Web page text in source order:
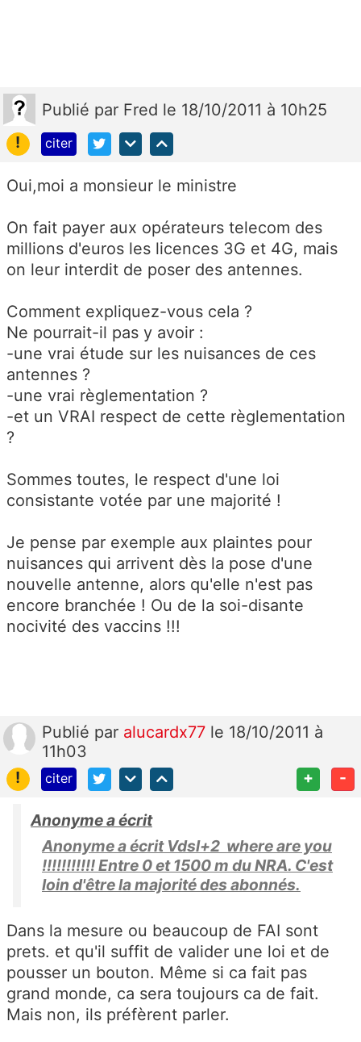
Publié par Fred le 18/10/2011 à 10h25
!
citer
Oui,moi a monsieur le ministre
On fait payer aux opérateurs telecom des
millions d'euros les licences 3G et 4G, mais
on leur interdit de poser des antennes.
Comment expliquez-vous cela ?
Ne pourrait-il pas y avoir :
-une vrai étude sur les nuisances de ces
antennes ?
-une vrai règlementation ?
-et un VRAI respect de cette règlementation
?
Sommes toutes, le respect d'une loi
consistante votée par une majorité !
Je pense par exemple aux plaintes pour
nuisances qui arrivent dès la pose d'une
nouvelle antenne, alors qu'elle n'est pas
encore branchée ! Ou de la soi-disante
nocivité des vaccins !!!
Publié par alucardx77 le 18/10/2011 à
11h03
!
citer + -
Anonyme a écrit
Anonyme a écrit Vdsl+2 where are you
!!!!!!!!!!! Entre 0 et 1500 m du NRA. C'est
loin d'être la majorité des abonnés.
Dans la mesure ou beaucoup de FAI sont
prets. et qu'il suffit de valider une loi et de
pousser un bouton. Même si ca fait pas
grand monde, ca sera toujours ca de fait.
Mais non, ils préfèrent parler.